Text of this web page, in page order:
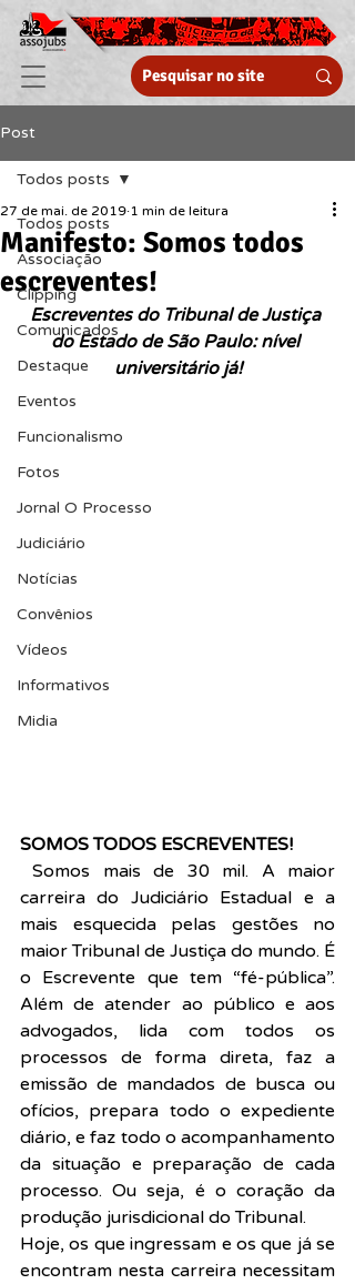
Post
Todos posts
Associação
Clipping
Comunicados
Destaque
Eventos
Funcionalismo
Fotos
Jornal O Processo
Judiciário
Notícias
Convênios
Vídeos
Informativos
Midia
Todos posts
Manifesto: Somos todos
escreventes!
27 de mai. de 2019 1 min de leitura
Escreventes do Tribunal de Justiça
do Estado de São Paulo: nível
universitário já!
SOMOS TODOS ESCREVENTES!
Somos mais de 30 mil. A maior
carreira do Judiciário Estadual e a
mais esquecida pelas gestões no
maior Tribunal de Justiça do mundo. É
o Escrevente que tem “fé-pública”.
Além de atender ao público e aos
advogados, lida com todos os
processos de forma direta, faz a
emissão de mandados de busca ou
ofícios, prepara todo o expediente
diário, e faz todo o acompanhamento
da situação e preparação de cada
processo. Ou seja, é o coração da
produção jurisdicional do Tribunal.
Hoje, os que ingressam e os que já se
encontram nesta carreira necessitam